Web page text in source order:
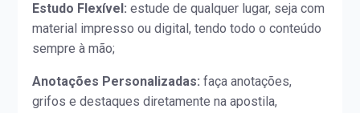
Estudo Flexível: estude de qualquer lugar, seja com
material impresso ou digital, tendo todo o conteúdo
sempre à mão;
Anotações Personalizadas:faça anotações,
grifos e destaques diretamente na apostila,